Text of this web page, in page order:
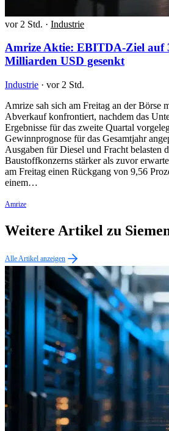
vor 2 Std. · Industrie
Amrize Aktie: EBITDA-Ziel auf
Milliarden USD gesenkt
Industrie · vor 2 Std.
Amrize sah sich am Freitag an der Börse
Abverkauf konfrontiert, nachdem das
Ergebnisse für das zweite Quartal
Gewinnprognose für das Gesamtjahr
Ausgaben für Diesel und Fracht belasten
Baustoffkonzerns stärker als zuvor
am Freitag einen Rückgang von 9,56
einem…
Amrize
Weitere Artikel zu
Alle Artikel anzeigen